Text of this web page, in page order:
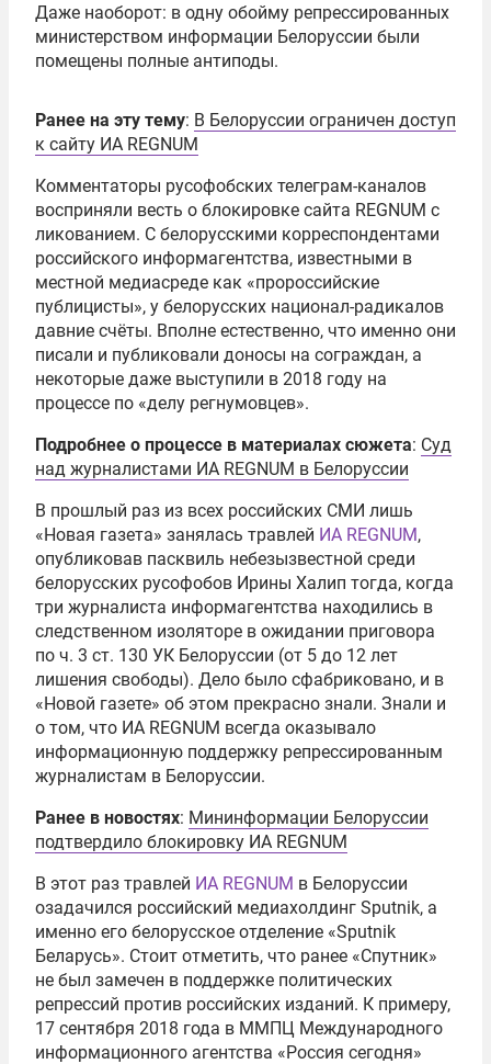
Даже наоборот: в одну обойму репрессированных
министерством информации Белоруссии были
помещены полные антиподы.
Ранее на эту тему: В Белоруссии ограничен доступ
к сайту ИА REGNUM
Комментаторы русофобских телеграм-каналов
восприняли весть о блокировке сайта REGNUM с
ликованием. С белорусскими корреспондентами
российского информагентства, известными в
местной медиасреде как «пророссийские
публицисты», у белорусских национал-радикалов
давние счёты. Вполне естественно, что именно они
писали и публиковали доносы на сограждан, а
некоторые даже выступили в 2018 году на
процессе по «делу регнумовцев».
Подробнее о процессе в материалах сюжета: Суд
над журналистами ИА REGNUM в Белоруссии
В прошлый раз из всех российских СМИ лишь
«Новая газета» занялась травлей ИА REGNUM,
опубликовав пасквиль небезызвестной среди
белорусских русофобов Ирины Халип тогда, когда
три журналиста информагентства находились в
следственном изоляторе в ожидании приговора
по ч. 3 ст. 130 УК Белоруссии (от 5 до 12 лет
лишения свободы). Дело было сфабриковано, и в
«Новой газете» об этом прекрасно знали. Знали и
о том, что ИА REGNUM всегда оказывало
информационную поддержку репрессированным
журналистам в Белоруссии.
Ранее в новостях: Мининформации Белоруссии
подтвердило блокировку ИА REGNUM
В этот раз травлей ИА REGNUM в Белоруссии
озадачился российский медиахолдинг Sputnik, а
именно его белорусское отделение «Sputnik
Беларусь». Стоит отметить, что ранее «Спутник»
не был замечен в поддержке политических
репрессий против российских изданий. К примеру,
17 сентября 2018 года в ММПЦ Международного
информационного агентства «Россия сегодня»